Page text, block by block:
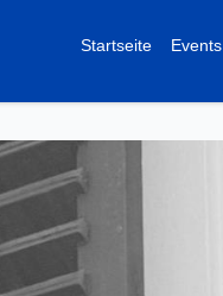
Startseite Events